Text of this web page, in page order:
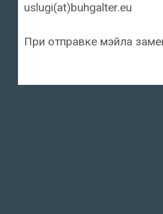
uslugi(at)buhgalter.eu
При отправке мэйла